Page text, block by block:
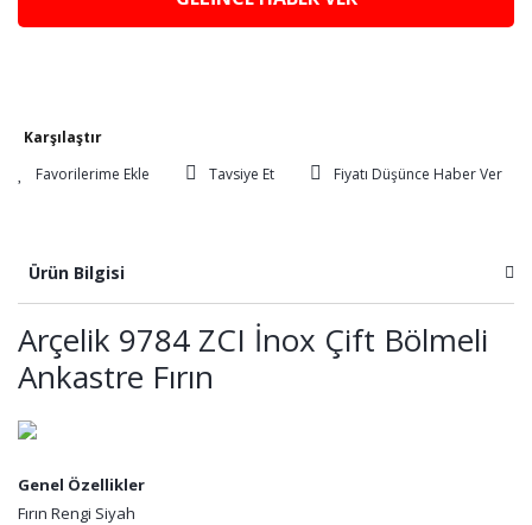
Karşılaştır
Tavsiye Et
Fiyatı Düşünce Haber Ver
Ürün Bilgisi
Arçelik 9784 ZCI İnox Çift Bölmeli
Ankastre Fırın
Genel Özellikler
Fırın Rengi Siyah